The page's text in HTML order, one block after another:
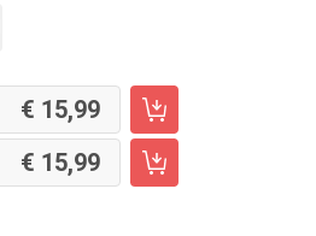
15,99
15,99